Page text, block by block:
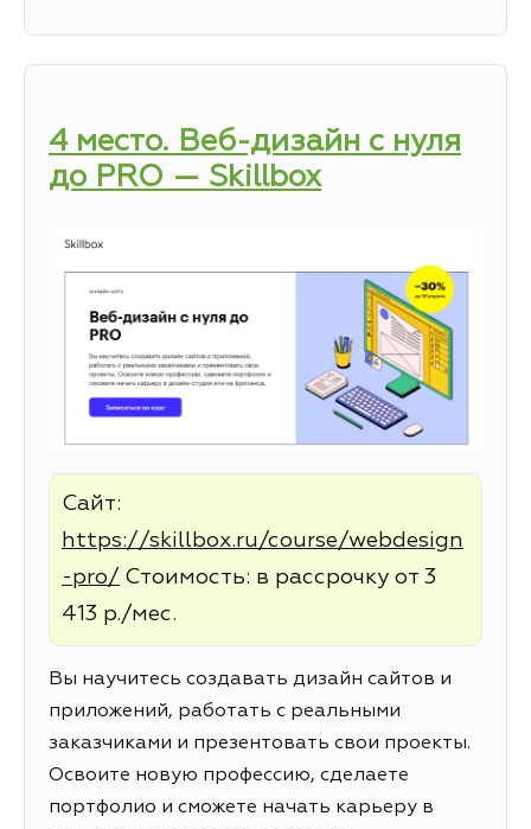
4 место. Веб-дизайн с нуля
до PRO — Skillbox
Сайт:
https://skillbox.ru/course/webdesign
-pro/ Стоимость: в рассрочку от 3
413 р./мес.
Вы научитесь создавать дизайн сайтов и
приложений, работать с реальными
заказчиками и презентовать свои проекты.
Освоите новую профессию, сделаете
портфолио и сможете начать карьеру в